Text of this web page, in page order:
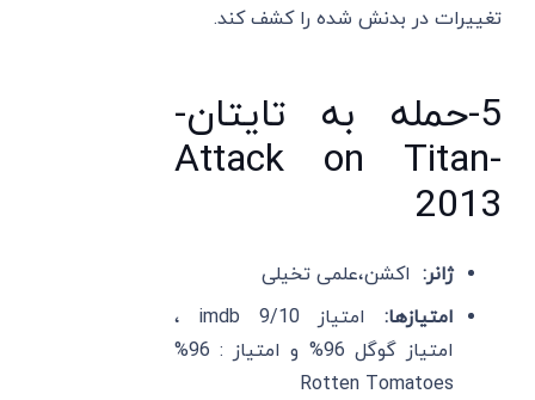
تغییرات در بدنش شده را کشف کند.
5-حمله به تایتان-
Attack on Titan-
2013
ژانر: اکشن،علمی تخیلی
امتیازها:
امتیاز imdb 9/10 ،
امتیاز گوگل 96% و امتیاز : 96%
Rotten Tomatoes